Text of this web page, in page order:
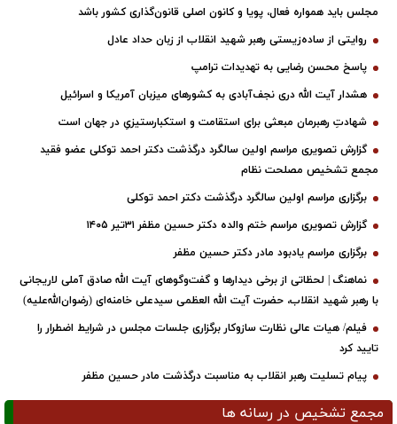
مجلس باید همواره فعال، پویا و کانون اصلی قانون‌گذاری کشور باشد
روایتی از ساده‌زیستی رهبر شهید انقلاب از زبان حداد عادل
پاسخ محسن رضایی به تهدیدات ترامپ
هشدار آیت الله دری نجف‌آبادی به کشورهای میزبان آمریکا و اسرائیل
شهادتِ رهبرمان مبعثی برای استقامت و استکبارستیزیِ در جهان است
گزارش تصویری مراسم اولین سالگرد درگذشت دکتر احمد توکلی عضو فقید
مجمع تشخیص مصلحت نظام
برگزاری مراسم اولین سالگرد درگذشت دکتر احمد توکلی
گزارش تصویری مراسم ختم والده دکتر حسین مظفر ۳۱تیر ۱۴۰۵
برگزاری مراسم یادبود مادر دکتر حسین مظفر
نماهنگ | لحظاتی از برخی دیدارها و گفت‌وگوهای آیت ‌الله صادق آملی لاریجانی
با رهبر شهید انقلاب، حضرت آیت‌ الله العظمی سیدعلی خامنه‌ای (رضوان‌الله‌علیه)
فیلم/ هیات عالی نظارت سازوکار برگزاری جلسات مجلس در شرایط اضطرار را
تایید کرد
پیام تسلیت رهبر انقلاب به مناسبت درگذشت مادر حسین مظفر
مجمع تشخیص در رسانه ها